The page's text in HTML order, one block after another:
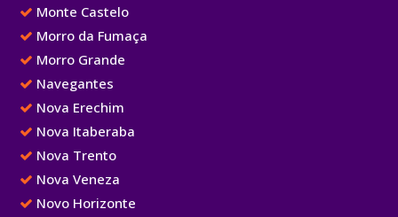
Monte Castelo
Morro da Fumaça
Morro Grande
Navegantes
Nova Erechim
Nova Itaberaba
Nova Trento
Nova Veneza
Novo Horizonte